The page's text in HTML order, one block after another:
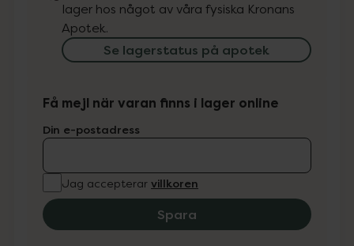
lager hos något av våra fysiska Kronans
Apotek.
Se lagerstatus på apotek
Få mejl när varan finns i lager online
Din e-postadress
Jag accepterar villkoren
Spara